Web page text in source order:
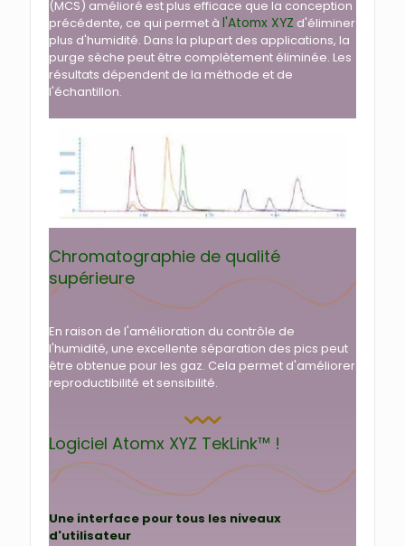
(MCS) amélioré est plus efficace que la conception
précédente, ce qui permet à l'Atomx XYZ d'éliminer
plus d'humidité. Dans la plupart des applications, la
purge sèche peut être complètement éliminée. Les
résultats dépendent de la méthode et de
l'échantillon.
Chromatographie de qualité
supérieure
En raison de l'amélioration du contrôle de
l'humidité, une excellente séparation des pics peut
être obtenue pour les gaz. Cela permet d'améliorer
reproductibilité et sensibilité.
Logiciel Atomx XYZ TekLink™ !
Une interface pour tous les niveaux
d'utilisateur